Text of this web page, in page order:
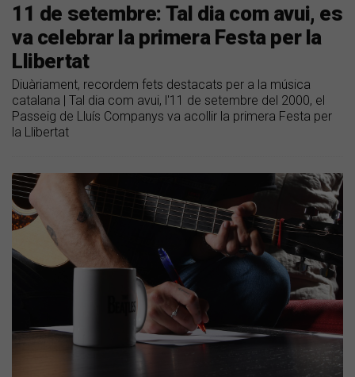
11 de setembre: Tal dia com avui, es
va celebrar la primera Festa per la
Llibertat
Diuàriament, recordem fets destacats per a la música
catalana | Tal dia com avui, l'11 de setembre del 2000, el
Passeig de Lluís Companys va acollir la primera Festa per
la Llibertat